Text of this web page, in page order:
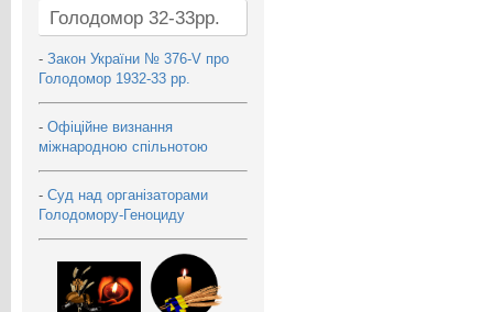
Голодомор 32-33рр.
- Закон України № 376-V про
Голодомор 1932-33 рр.
- Офіційне визнання
міжнародною спільнотою
- Суд над організаторами
Голодомору-Геноциду